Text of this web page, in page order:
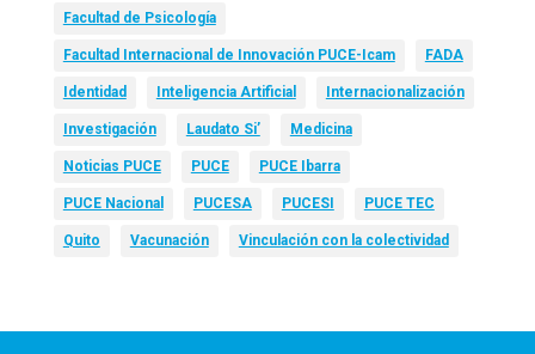
Facultad de Psicología
Facultad Internacional de Innovación PUCE-Icam FADA
Identidad Inteligencia Artificial Internacionalización
Investigación Laudato Si’ Medicina
Noticias PUCE PUCE PUCE Ibarra
PUCE Nacional PUCESA PUCESI PUCE TEC
Quito Vacunación Vinculación con la colectividad